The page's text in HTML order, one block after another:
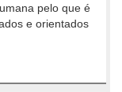
pelo que é
e orientados